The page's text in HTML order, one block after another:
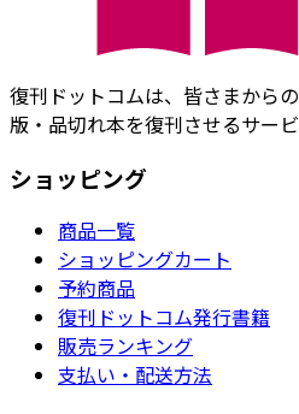
復刊ドットコムは、皆さまから
版・品切れ本を復刊させるサービ
ショッピング
商品一覧
ショッピングカート
予約商品
復刊ドットコム発行書籍
販売ランキング
支払い・配送方法